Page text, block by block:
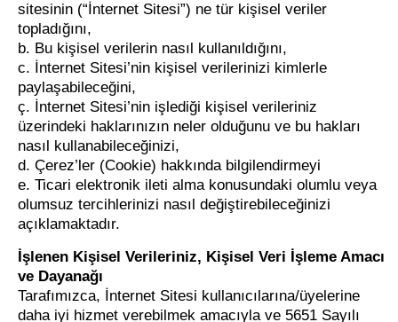
sitesinin (“İnternet Sitesi”) ne tür kişisel veriler
topladığını,
b. Bu kişisel verilerin nasıl kullanıldığını,
c. İnternet Sitesi’nin kişisel verilerinizi kimlerle
paylaşabileceğini,
ç. İnternet Sitesi’nin işlediği kişisel verileriniz
üzerindeki haklarınızın neler olduğunu ve bu hakları
nasıl kullanabileceğinizi,
d. Çerez’ler (Cookie) hakkında bilgilendirmeyi
e. Ticari elektronik ileti alma konusundaki olumlu veya
olumsuz tercihlerinizi nasıl değiştirebileceğinizi
açıklamaktadır.
İşlenen Kişisel Verileriniz, Kişisel Veri İşleme Amacı
ve Dayanağı
Tarafımızca, İnternet Sitesi kullanıcılarına/üyelerine
daha iyi hizmet verebilmek amacıyla ve 5651 Sayılı